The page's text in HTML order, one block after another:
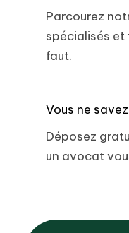
Parcourez
spécialisés et
faut.
Vous ne
Déposez
un avocat